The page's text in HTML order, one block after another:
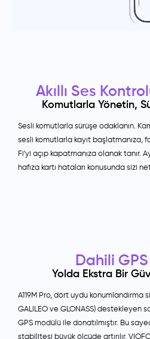
Akıllı Ses
Komutlarla Yönetin,
Sesli komutlarla sürüşe odaklanın.
sesli komutlarla kayıt başlatmanıza,
Fi'yi açıp kapatmanıza olanak tanır.
hafıza kartı hataları konusunda sizi
Dahili
Yolda Ekstra Bir
A119M Pro, dört uydu konumlandırma
GALILEO ve GLONASS) destekleyen
GPS modülü ile donatılmıştır. Bu
stabilitesi büyük ölçüde artırılır.